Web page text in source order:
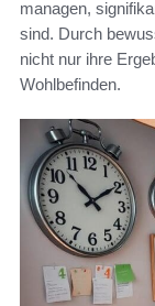
managen,
sind. Durch
nicht nur ihre
Wohlbefinden.